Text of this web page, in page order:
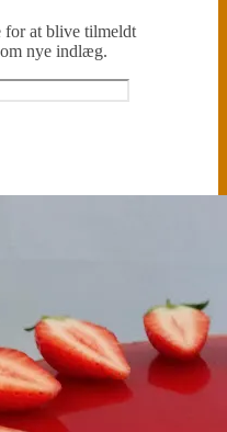
for at blive tilmeldt
nye indlæg.